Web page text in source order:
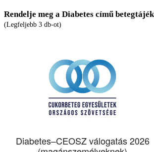
Rendelje meg a Diabetes című
(Legfeljebb 3 db-ot)